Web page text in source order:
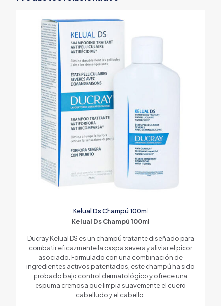
Kelual Ds Champú 100ml
Kelual Ds Champú 100ml
Ducray Kelual DS es un champú tratante diseñado para
combatir eficazmente la caspa severa y aliviar el picor
asociado. Formulado con una combinación de
ingredientes activos patentados, este champú ha sido
probado bajo control dermatológico y ofrece una
espuma cremosa que limpia suavemente el cuero
cabelludo y el cabello.